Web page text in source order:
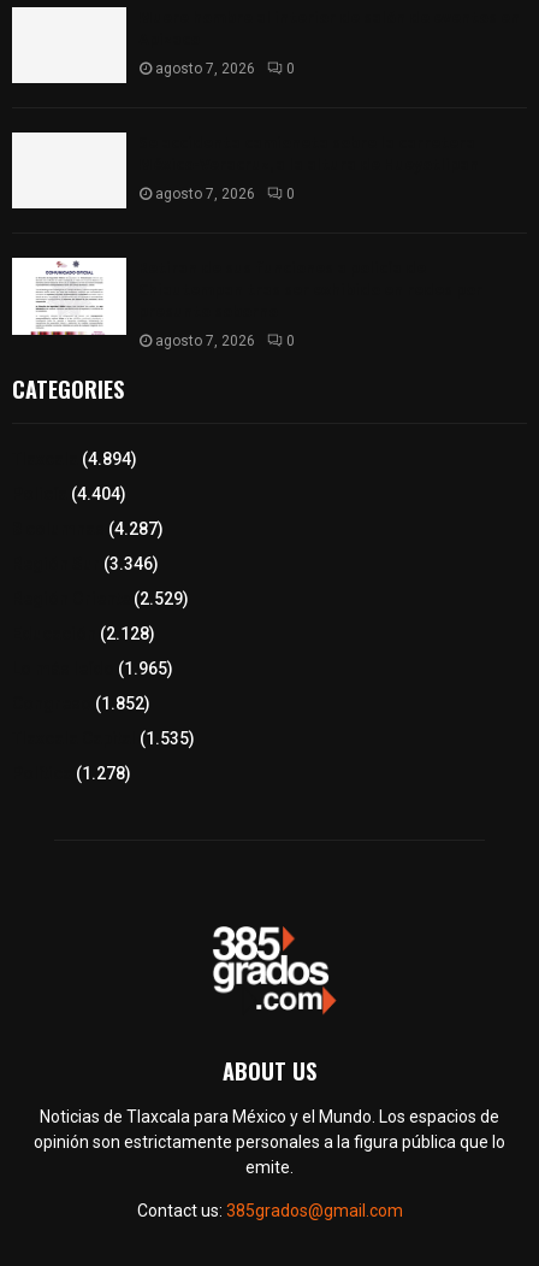
agosto 7, 2026 0
agosto 7, 2026 0
agosto 7, 2026 0
CATEGORIES
(4.894)
(4.404)
(4.287)
(3.346)
(2.529)
(2.128)
(1.965)
(1.852)
(1.535)
(1.278)
ABOUT US
Noticias de Tlaxcala para México y el Mundo. Los espacios de
opinión son estrictamente personales a la figura pública que lo
emite.
Contact us: 385grados@gmail.com